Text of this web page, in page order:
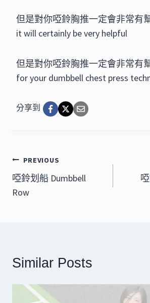
但是對你啞鈴胸推一定會非常有
it will certainly be very helpful
但是對你啞鈴胸推一定會非常有
for your dumbbell chest press
分享到
文
章
導
PREVIOUS
啞鈴划船 Dumbbell
Row
Similar Posts